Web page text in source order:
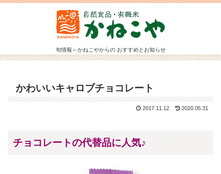
旬情報～かねこやからの おすすめとお知らせ
かわいいキャロブチョコレート
2017.11.12 2020.05.31
チョコレートの代替品に人気♪